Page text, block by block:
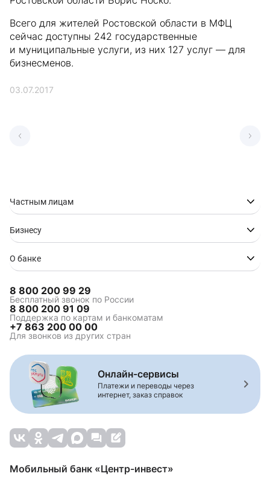
Всего для жителей Ростовской области в МФЦ
сейчас доступны 242 государственные
и муниципальные услуги, из них 127 услуг — для
бизнесменов.
03.07.2017
Частным лицам
Бизнесу
О банке
8 800 200 99 29
Бесплатный звонок по России
8 800 200 91 09
Поддержка по картам и банкоматам
+7 863 200 00 00
Для звонков из других стран
Онлайн-сервисы
Платежи и переводы через
интернет, заказ справок
Мобильный банк «Центр-инвест»